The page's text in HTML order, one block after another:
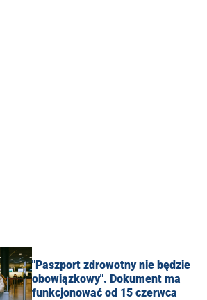
"Paszport zdrowotny nie będzie
obowiązkowy". Dokument ma
funkcjonować od 15 czerwca